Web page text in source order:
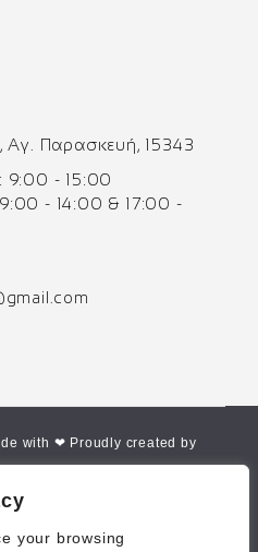
your browsing
Αγ. Παρασκευή, 15343
9:00 - 15:00
- 14:00 & 17:00 -
with ❤ Proudly created by